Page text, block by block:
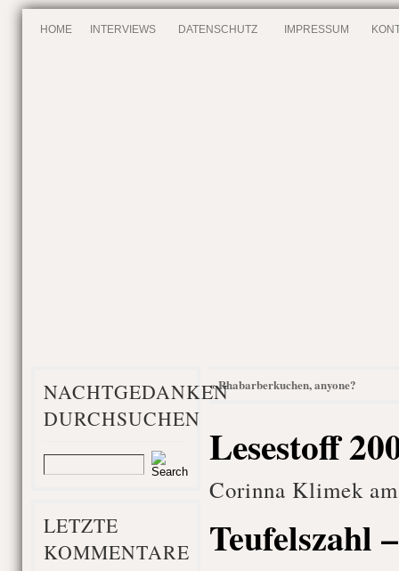
HOME INTERVIEWS DATENSCHUTZ IMPRESSUM
NACHTGEDANKEN
DURCHSUCHEN
LETZTE
KOMMENTARE
«Rhabarberkuchen, anyone?
Lesestoff
Corinna Klimek
Teufelszahl